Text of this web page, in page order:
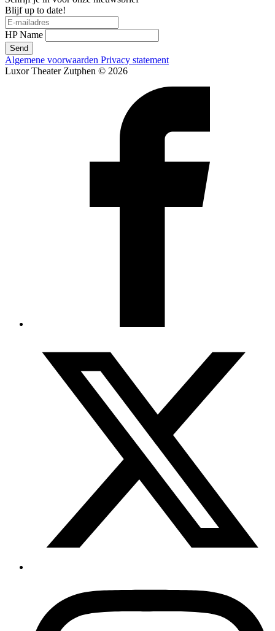
Blijf up to date!
HP Name
Send
Algemene voorwaarden Privacy statement
Luxor Theater Zutphen © 2026